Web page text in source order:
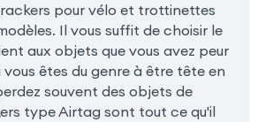
pour vélo et trottinettes
Il vous suffit de choisir le
aux objets que vous avez peur
vous êtes du genre à être tête en
souvent des objets de
type Airtag sont tout ce qu'il